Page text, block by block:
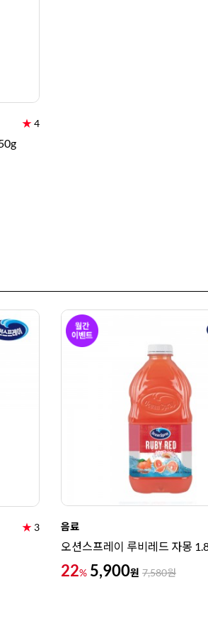
★4
★ 3 음료
오션스프레이 루비레드 자몽
22% 5,900원 7,580원